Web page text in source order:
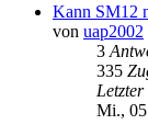
Kann SM12
von uap2002
3
335
Mi.,